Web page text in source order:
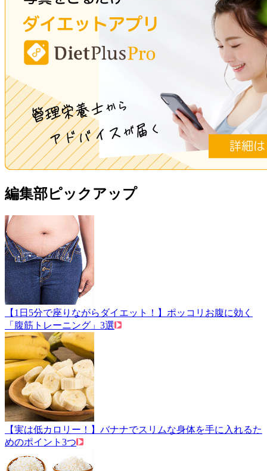
編集部ピックアップ
【1日5分で座りながらダイエット！】ポッコリお腹に効く
「腹筋トレーニング」3選
【実は低カロリー！】バナナでスリムな身体を手に入れるた
めのポイント3つ